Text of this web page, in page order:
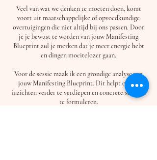
Veel van wat we denken te moeten doen, komt
voort uit maatschappelijke of opvoedkundige
overtuigingen die niet altijd bij ons passen. Door
je je bewust te worden van jouw Manifesting
Blueprint zul je merken dat je meer energie hebt
en dingen moeitelozer gaan.
Voor de sessie maak ik een grondige analyse van
jouw Manifesting Blueprint. Dit helpt om de
inzichten verder te verdiepen en concrete stappen
te formuleren.